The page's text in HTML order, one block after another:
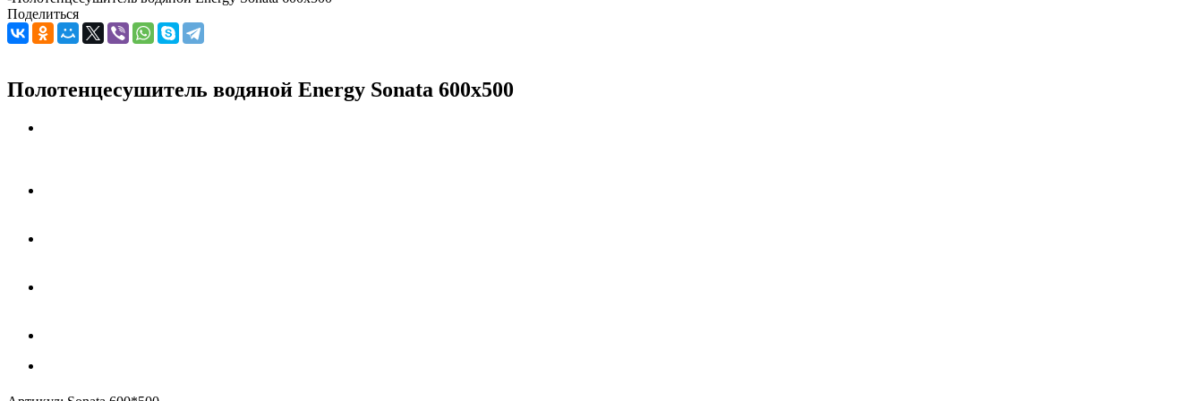
Поделиться
Полотенцесушитель водяной Energy Sonata 600х500